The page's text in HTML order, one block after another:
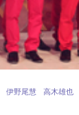
伊野尾慧 高木雄也